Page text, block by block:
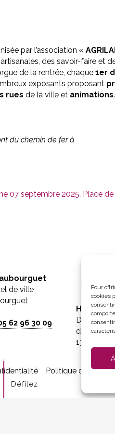
Pour
cookies
Défilez
par l’association «
des savoir-faire et
de la rentrée, chaque1er
exposants proposant
rues de la ville et animations.
du chemin de fer à
07 septembre 2025, Place
de ville
62 96 30 09
Horaires
Du lundi
de 8h30 à
17h30
Politique de